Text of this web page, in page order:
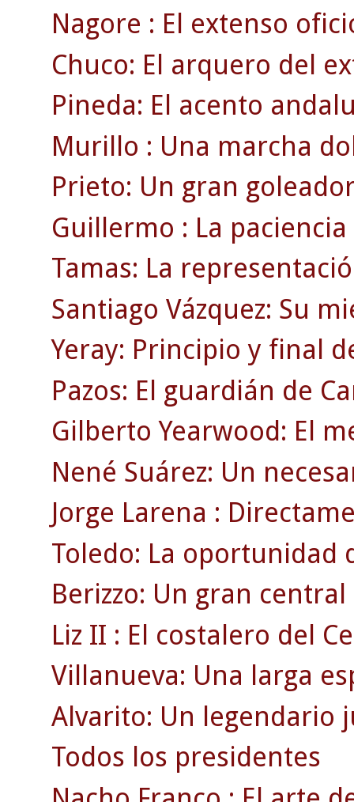
Nagore : El extenso
Chuco: El arquero del
Pineda: El acento
Murillo : Una marcha
Prieto: Un gran
Guillermo : La
Tamas: La
Santiago Vázquez: Su
Yeray: Principio y final
Pazos: El guardián de
Gilberto Yearwood: El
Nené Suárez: Un
Jorge Larena :
Toledo: La oportunidad
Berizzo: Un gran
Liz II : El costalero del
Villanueva: Una larga
Alvarito: Un legendario
Todos los presidentes